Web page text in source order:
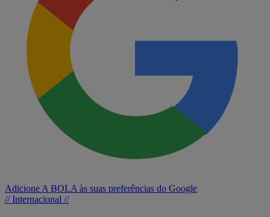
Adicione A BOLA às suas preferências do Google
// Internacional //